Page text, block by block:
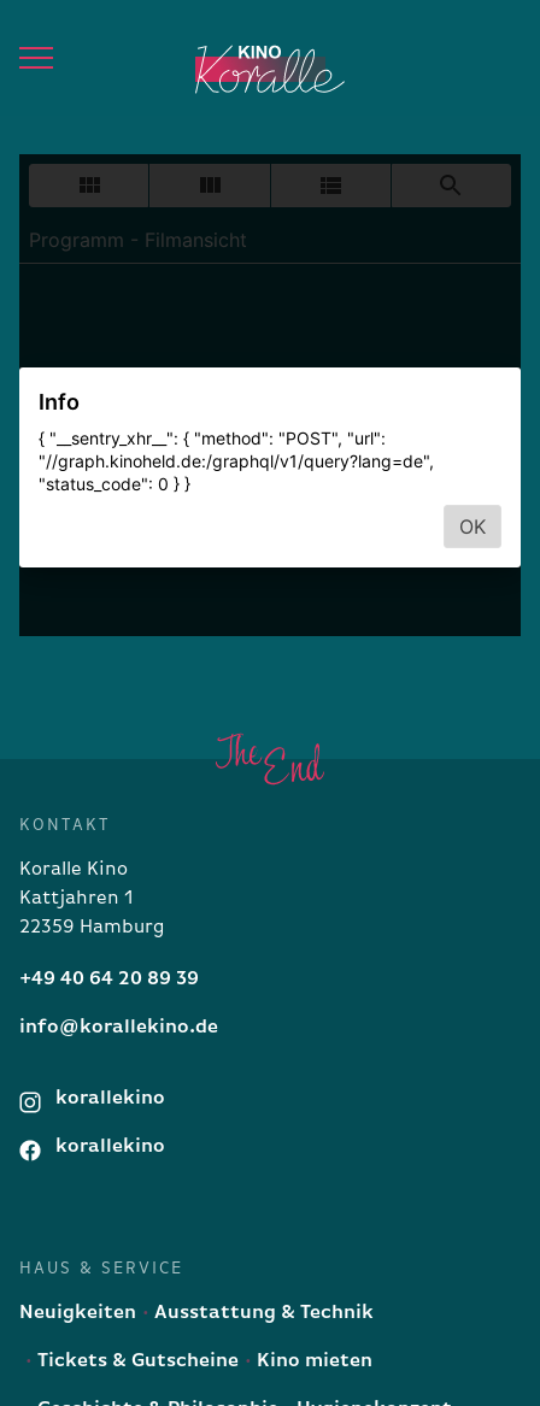
KONTAKT
Koralle Kino
Kattjahren 1
22359 Hamburg
+49 40 64 20 89 39
info@korallekino.de
korallekino
korallekino
HAUS & SERVICE
Neuigkeiten Ausstattung & Technik
Tickets & Gutscheine Kino mieten